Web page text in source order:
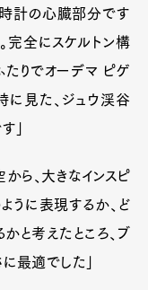
時計の心臓部分です
完全にスケルトン構
たりでオーデマ ピゲ
に見た、ジュウ渓谷
」
から、大きなインスピ
うに表現するか、ど
と考えたところ、ブ
最適でした」